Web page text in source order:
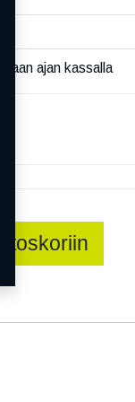
ajan kassalla